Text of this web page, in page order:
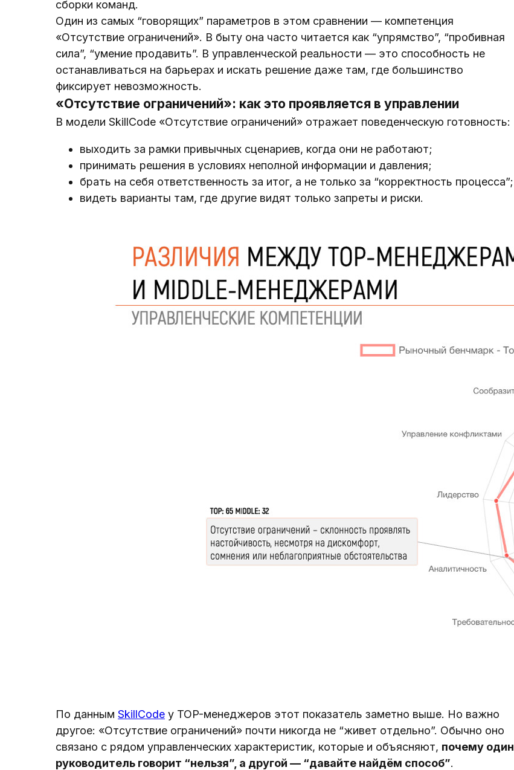
сборки команд.
Один из самых “говорящих” параметров в этом сравнении — компетенция
«Отсутствие ограничений». В быту она часто читается как “упрямство”, “пробивная
сила”, “умение продавить”. В управленческой реальности — это способность не
останавливаться на барьерах и искать решение даже там, где большинство
фиксирует невозможность.
«Отсутствие ограничений»: как это проявляется в управлении
В модели SkillCode «Отсутствие ограничений» отражает поведенческую готовность:
выходить за рамки привычных сценариев, когда они не работают;
принимать решения в условиях неполной информации и давления;
брать на себя ответственность за итог, а не только за “корректность процесса”;
видеть варианты там, где другие видят только запреты и риски.
По данным SkillCode у TOP-менеджеров этот показатель заметно выше. Но важно
другое: «Отсутствие ограничений» почти никогда не “живет отдельно”. Обычно оно
связано с рядом управленческих характеристик, которые и объясняют, почему один
руководитель говорит “нельзя”, а другой — “давайте найдём способ”.